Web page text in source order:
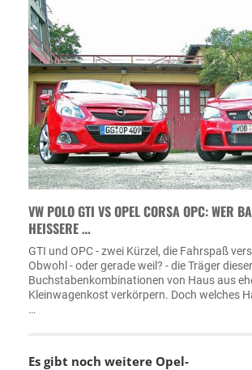
VW POLO GTI VS OPEL CORSA OPC: WER
HEISSERE …
GTI und OPC - zwei Kürzel, die Fahrspaß
Obwohl - oder gerade weil? - die Träger dieser
Buchstabenkombinationen von Haus aus
Kleinwagenkost verkörpern. Doch welches
…
Es gibt noch weitere Opel-